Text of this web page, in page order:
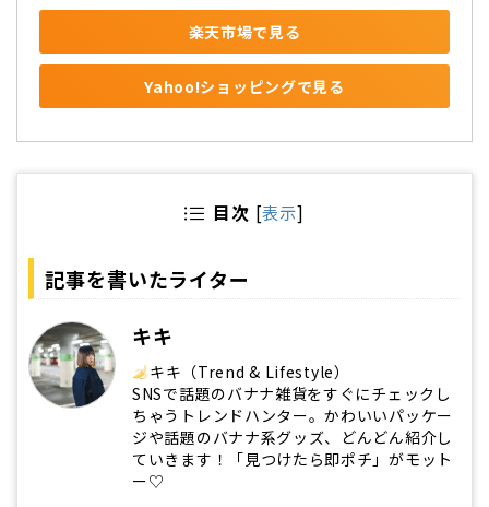
楽天市場で見る
Yahoo!ショッピングで見る
目次 [表示]
記事を書いたライター
キキ
キキ（Trend & Lifestyle）
SNSで話題のバナナ雑貨をすぐにチェックし
ちゃうトレンドハンター。かわいいパッケー
ジや話題のバナナ系グッズ、どんどん紹介し
ていきます！「見つけたら即ポチ」がモット
ー♡